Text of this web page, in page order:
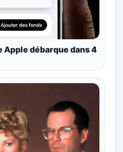
Apple débarque dans 4